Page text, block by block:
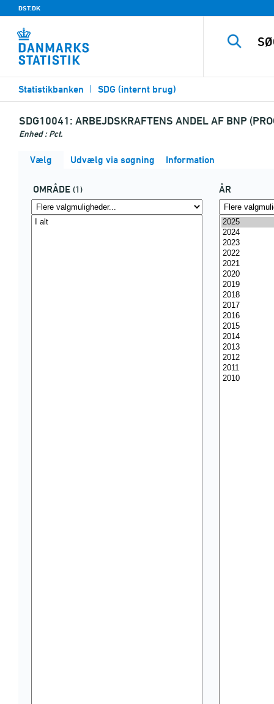
DST.DK
Statistikbanken SDG (internt brug)
SDG10041: ARBEJDSKRAFTENS ANDEL AF BNP
Enhed : Pct.
Vælg Udvælg via søgning Information
OMRÅDE (1) ÅR